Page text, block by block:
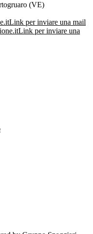
(VE)
Link per inviare una mail
Link per inviare una